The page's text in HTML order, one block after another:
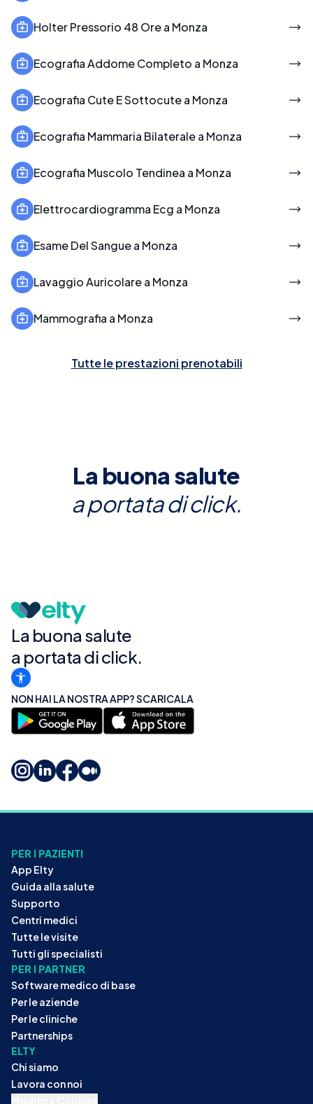
Holter Pressorio 48 Ore a Monza
Ecografia Addome Completo a Monza
Ecografia Cute E Sottocute a Monza
Ecografia Mammaria Bilaterale a Monza
Ecografia Muscolo Tendinea a Monza
Elettrocardiogramma Ecg a Monza
Esame Del Sangue a Monza
Lavaggio Auricolare a Monza
Mammografia a Monza
Tutte le prestazioni prenotabili
La buona salute
a portata di click.
La buona salute
a portata di click.
NON HAI LA NOSTRA APP? SCARICALA
PER I PAZIENTI
App Elty
Guida alla salute
Supporto
Centri medici
Tutte le visite
Tutti gli specialisti
PER I PARTNER
Software medico di base
Per le aziende
Per le cliniche
Partnerships
ELTY
Chi siamo
Lavora con noi